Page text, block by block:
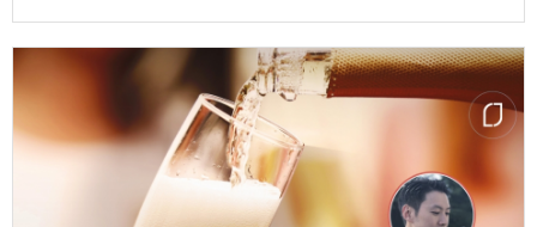
家有道，不願孩子們破費慶祝...